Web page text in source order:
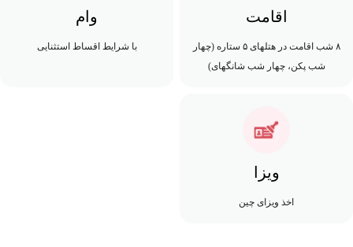
اقامت
۸ شب اقامت در هتلهای ۵ ستاره (چهار
شب پکن، چهار شب شانگهای)
وام
با شرایط اقساط استثنایی
ویزا
اخذ ویزای چین